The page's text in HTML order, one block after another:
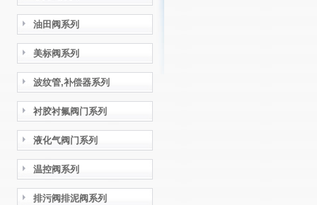
油田阀系列
美标阀系列
波纹管,补偿器系列
衬胶衬氟阀门系列
液化气阀门系列
温控阀系列
排污阀排泥阀系列